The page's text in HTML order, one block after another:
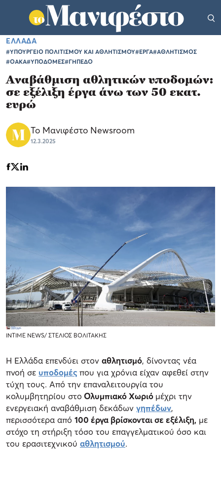
ΕΛΛΑΔΑ
#ΥΠΟΥΡΓΕΙΟ ΠΟΛΙΤΙΣΜΟΥ ΚΑΙ ΑΘΛΗΤΙΣΜΟΥ#ΕΡΓΑ#ΑΘΛΗΤΙΣΜΟΣ
#ΟΑΚΑ#ΥΠΟΔΟΜΕΣ#ΓΗΠΕΔΟ
Αναβάθμιση αθλητικών υποδομών:
σε εξέλιξη έργα άνω των 50 εκατ.
ευρώ
Το Μανιφέστο Newsroom
12.3.2025
INTIME NEWS/ ΣΤΕΛΙΟΣ ΒΟΛΙΤΑΚΗΣ
Η Ελλάδα επενδύει στον αθλητισμό, δίνοντας νέα
πνοή σε υποδομέςπου για χρόνια είχαν αφεθεί στην
τύχη τους. Από την επαναλειτουργία του
κολυμβητηρίου στο Ολυμπιακό Χωριό μέχρι την
ενεργειακή αναβάθμιση δεκάδων γηπέδων,
περισσότερα από 100 έργα βρίσκονται σε εξέλιξη, με
στόχο τη στήριξη τόσο του επαγγελματικού όσο και
του ερασιτεχνικού αθλητισμού.